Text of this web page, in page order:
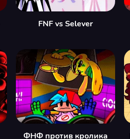
FNF vs Selever
ФНФ против кролика